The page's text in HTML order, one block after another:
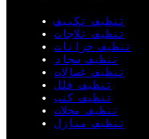
تنظيف تكييف
تنظيف ثلاجات
تنظيف خزانات
تنظيف سجاد
تنظيف غسالات
تنظيف فلل
تنظيف كنب
تنظيف محلات
تنظيف منازل